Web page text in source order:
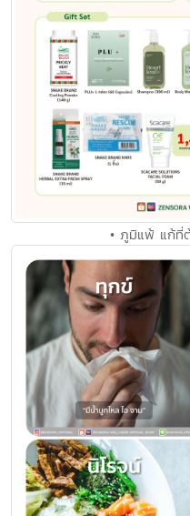
• ภูมิแพ้ แก้ที่